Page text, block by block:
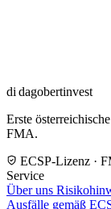
di dagobertinvest
Erste
FMA.
ECSP-Lizenz ·
Service
Über uns
Ausfälle gemäß